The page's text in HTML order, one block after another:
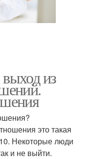
из
это такая
Некоторые люди
и не выйти.